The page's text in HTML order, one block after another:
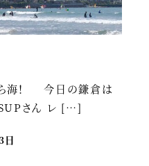
ら海！ 今日の鎌倉は
SUPさん レ […]